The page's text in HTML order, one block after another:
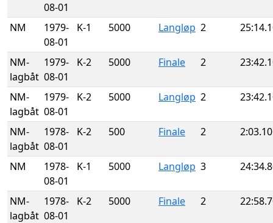
08-01
NM
1979-
08-01
K-1 5000 Langløp 2
NM-
lagbåt
1979-
08-01
K-2 5000 Finale 2
NM-
lagbåt
1979-
08-01
K-2 5000 Langløp 2
NM-
lagbåt
1978-
08-01
K-2 500 Finale 2 2:03.10
NM
1978-
08-01
K-1 5000 Langløp 3
NM-
lagbåt
1978-
08-01
K-2 5000 Finale 2